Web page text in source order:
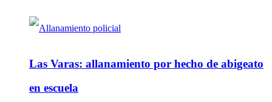
Las Varas: allanamiento por hecho de abigeato
en escuela